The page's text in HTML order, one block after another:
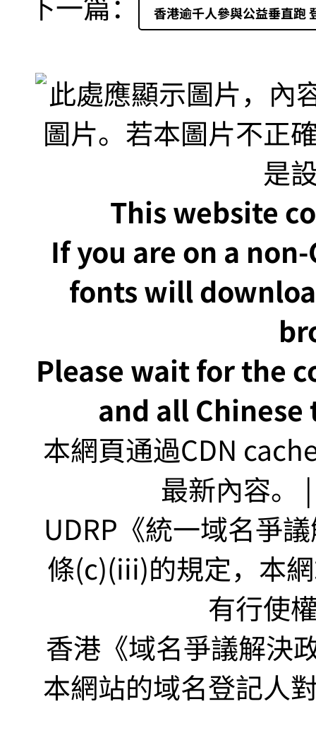
香港逾千人參與公益垂直跑
This website
If you are on a
fonts will
Please wait for the
and all
本網頁通過CDN
最新內容。
UDRP《統一域名爭
條(c)(iii)的規定，本
有行使
香港《域名爭議解決
本網站的域名登記人